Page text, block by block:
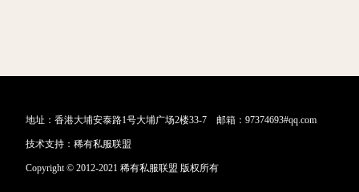
地址：香港大埔安泰路1号大埔广场2楼33-7 邮箱：97374693#qq.com
技术支持： 稀有私服联盟
Copyright © 2012-2021 稀有私服联盟 版权所有